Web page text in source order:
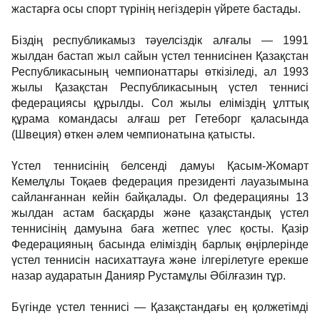
жастарға осы спорт түрінің негіздерін үйрете бастады.
Біздің республикамыз тәуелсіздік алғалы — 1991
жылдан бастап жыл сайын үстел теннисінен Қазақстан
Республикасының чемпионаттары өткізіледі, ал 1993
жылы Қазақстан Республикасының үстел теннисі
федерациясы құрылды. Сол жылы еліміздің ұлттық
құрама командасы алғаш рет Гетеборг қаласында
(Швеция) өткен әлем чемпионатына қатысты.
Үстел теннисінің белсенді дамуы Қасым-Жомарт
Кемелұлы Тоқаев федерация президенті лауазымына
сайланғаннан кейін байқалады. Ол федерацияны 13
жылдан астам басқарды және қазақстандық үстел
теннисінің дамуына баға жетпес үлес қосты. Қазір
Федерацияның басында еліміздің барлық өңірлерінде
үстел теннисін насихаттауға және ілгерілетуге ерекше
назар аударатын Данияр Рустамұлы Әбілғазин тұр.
Бүгінде үстел теннисі — Қазақстандағы ең қолжетімді